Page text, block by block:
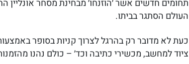
תחומים חדשים אשר ׳הוזנחו׳ מבחינת מסחר
העולם הסתגר בביתו.
כעת לא מדובר רק בהרגל לצרוך קניות בסופר
ציוד למחשב, מכשירי כתיבה וכד׳ – כולם נהנו